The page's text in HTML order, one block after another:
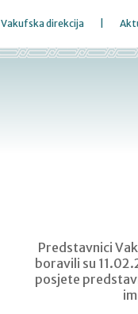
Vakufska direkcija
Predstavnici
boravili su
posjete